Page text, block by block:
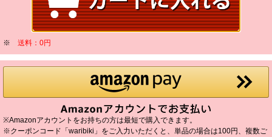
※ 送料：0円
※Amazonアカウントをお持ちの方は最短で購入できます。
※クーポンコード「waribiki」をご入力いただくと、単品の場合は100円、複数ご